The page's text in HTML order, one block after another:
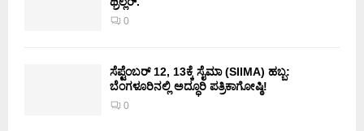
0
ಸೆಪ್ಟೆಂಬರ್ 12, 13ಕ್ಕೆ ಸೈಮಾ (SIIMA) ಹಬ್ಬ:
ಬೆಂಗಳೂರಿನಲ್ಲಿ ಅದ್ಧೂರಿ ಪತ್ರಿಕಾಗೋಷ್ಠಿ!
0